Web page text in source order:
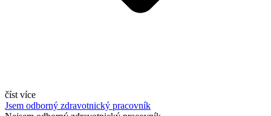
číst více
Jsem odborný zdravotnický pracovník